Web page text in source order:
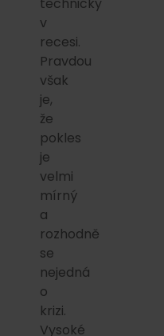
v
recesi.
Pravdou
však
je,
že
pokles
je
velmi
mírný
a
rozhodně
se
nejedná
o
krizi.
Vysoké